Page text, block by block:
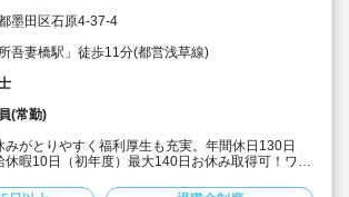
墨田区石原4-37-4
所吾妻橋駅」徒歩11分(都営浅草線)
(常勤)
みがとりやすく福利厚生も充実。年間休日130日
休暇10日（初年度）最大140日お休み取得可！ワー
費補助、借り上げ社宅制度あり、退職金制度など福